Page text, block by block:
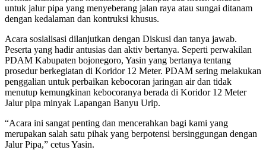
untuk jalur pipa yang menyeberang jalan raya atau sungai ditanam
dengan kedalaman dan kontruksi khusus.
Acara sosialisasi dilanjutkan dengan Diskusi dan tanya jawab.
Peserta yang hadir antusias dan aktiv bertanya. Seperti perwakilan
PDAM Kabupaten bojonegoro, Yasin yang bertanya tentang
prosedur berkegiatan di Koridor 12 Meter. PDAM sering melakukan
penggalian untuk perbaikan kebocoran jaringan air dan tidak
menutup kemungkinan kebocoranya berada di Koridor 12 Meter
Jalur pipa minyak Lapangan Banyu Urip.
“Acara ini sangat penting dan mencerahkan bagi kami yang
merupakan salah satu pihak yang berpotensi bersinggungan dengan
Jalur Pipa,” cetus Yasin.